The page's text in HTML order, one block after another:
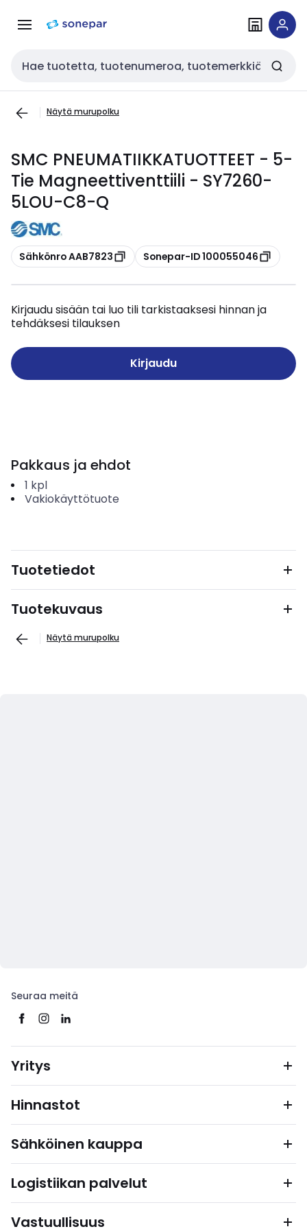
navigointiinsisältöön
Haku
Näytä murupolku
SMC PNEUMATIIKKATUOTTEET - 5-
Tie Magneettiventtiili - SY7260-
5LOU-C8-Q
Kopioi
Sähkönro AAB7823 Kopioi
Sonepar-ID 100055046
Kirjaudu sisään tai luo tili tarkistaaksesi hinnan ja
tehdäksesi tilauksen
Kirjaudu
Pakkaus ja ehdot
1 kpl
Vakiokäyttötuote
Tuotetiedot
Tuotekuvaus
Näytä murupolku
Seuraa meitä
Yritys
Hinnastot
Sähköinen kauppa
Logistiikan palvelut
Vastuullisuus